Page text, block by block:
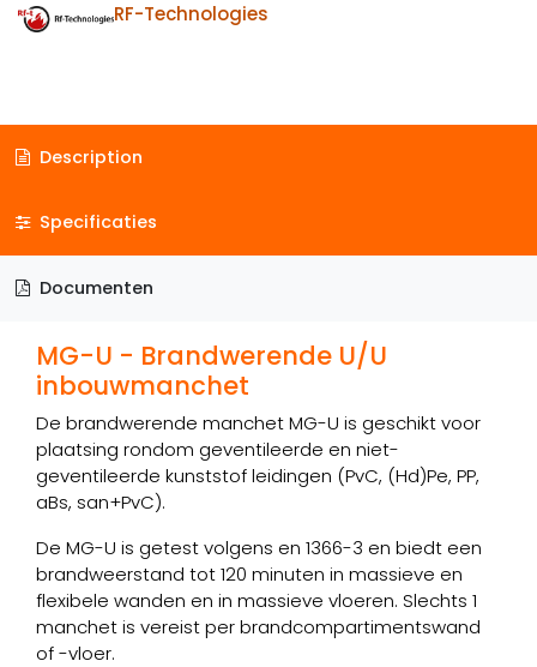
RF-Technologies
Description
Specificaties
Documenten
MG-U - Brandwerende U/U
inbouwmanchet
De brandwerende manchet MG-U is geschikt voor
plaatsing rondom geventileerde en niet-
geventileerde kunststof leidingen (PvC, (Hd)Pe, PP,
aBs, san+PvC).
De MG-U is getest volgens en 1366-3 en biedt een
brandweerstand tot 120 minuten in massieve en
flexibele wanden en in massieve vloeren. Slechts 1
manchet is vereist per brandcompartimentswand
of -vloer.